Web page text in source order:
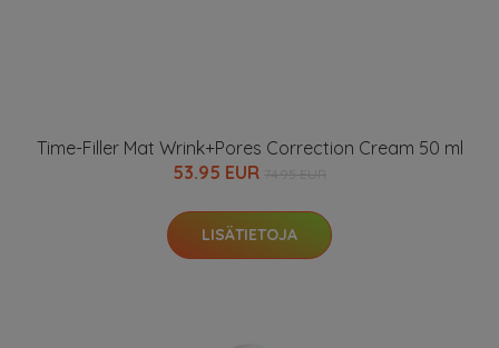
Time-Filler Mat Wrink+Pores Correction Cream 50 ml
53.95 EUR
LISÄTIETOJA